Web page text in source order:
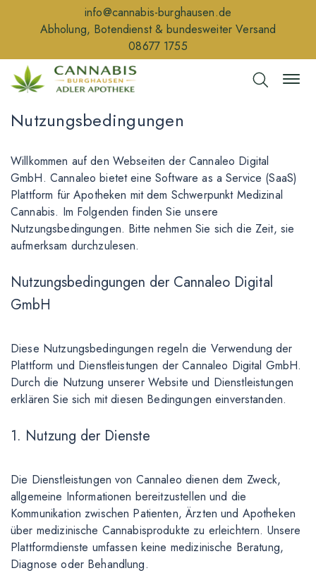
info@cannabis-burghausen.de
Abholung, Botendienst & bundesweiter Versand
08677 1755
Nutzungsbedingungen
Willkommen auf den Webseiten der Cannaleo Digital
GmbH. Cannaleo bietet eine Software as a Service (SaaS)
Plattform für Apotheken mit dem Schwerpunkt Medizinal
Cannabis. Im Folgenden finden Sie unsere
Nutzungsbedingungen. Bitte nehmen Sie sich die Zeit, sie
aufmerksam durchzulesen.
Nutzungsbedingungen der Cannaleo Digital
GmbH
Diese Nutzungsbedingungen regeln die Verwendung der
Plattform und Dienstleistungen der Cannaleo Digital GmbH.
Durch die Nutzung unserer Website und Dienstleistungen
erklären Sie sich mit diesen Bedingungen einverstanden.
1. Nutzung der Dienste
Die Dienstleistungen von Cannaleo dienen dem Zweck,
allgemeine Informationen bereitzustellen und die
Kommunikation zwischen Patienten, Ärzten und Apotheken
über medizinische Cannabisprodukte zu erleichtern. Unsere
Plattformdienste umfassen keine medizinische Beratung,
Diagnose oder Behandlung.